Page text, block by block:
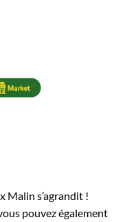
Malin s’agrandit !
pouvez également